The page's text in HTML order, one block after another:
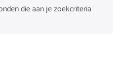
die aan je zoekcriteria